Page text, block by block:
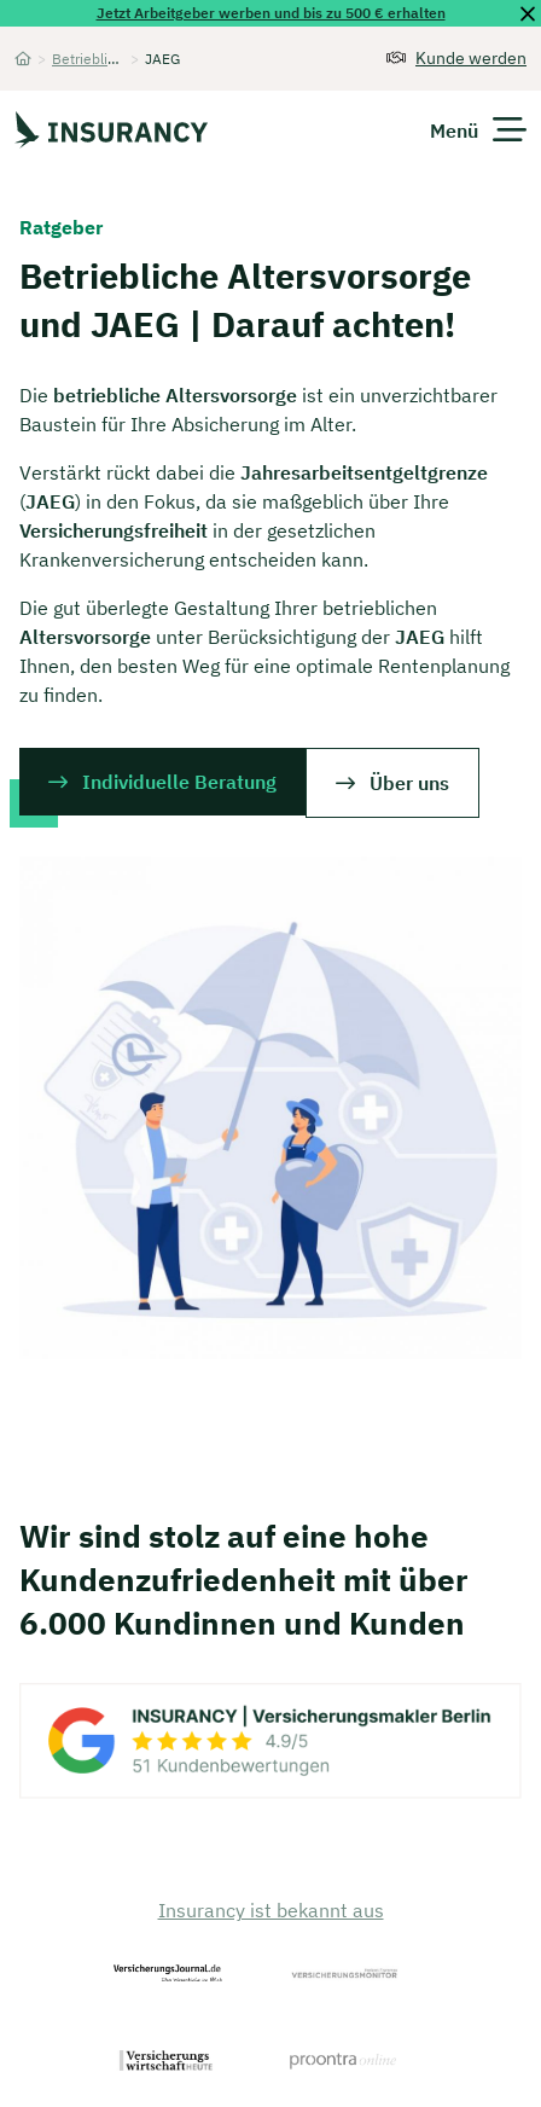
Jetzt Arbeitgeber werben und bis zu 500 € erhalten
> Betriebliche Altersvorsorge > JAEG Kunde werden
Menü
Finanzen
Kontakt
Ratgeber
Betriebliche Altersvorsorge
und JAEG | Darauf achten!
Die betriebliche Altersvorsorge ist ein unverzichtbarer
Baustein für Ihre Absicherung im Alter.
Verstärkt rückt dabei die Jahresarbeitsentgeltgrenze
(JAEG) in den Fokus, da sie maßgeblich über Ihre
Versicherungsfreiheit in der gesetzlichen
Krankenversicherung entscheiden kann.
Die gut überlegte Gestaltung Ihrer betrieblichen
Altersvorsorge unter Berücksichtigung der JAEG hilft
Ihnen, den besten Weg für eine optimale Rentenplanung
zu finden.
Individuelle Beratung Über uns
Wir sind stolz auf eine hohe
Kunden­zufriedenheit mit über
6.000 Kundinnen und Kunden
Insurancy ist bekannt aus